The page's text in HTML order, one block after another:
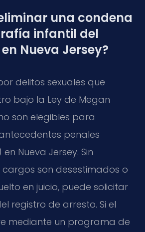
una condena
infantil del
Nueva Jersey?
delitos sexuales que
bajo la Ley de Megan
son elegibles para
penales
Nueva Jersey. Sin
son desestimados o
en juicio, puede solicitar
registro de arresto. Si el
mediante un programa de